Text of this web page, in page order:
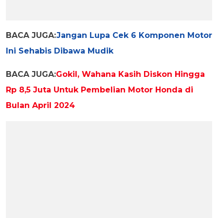
BACA JUGA:Jangan Lupa Cek 6 Komponen Motor
Ini Sehabis Dibawa Mudik
BACA JUGA:Gokil, Wahana Kasih Diskon Hingga
Rp 8,5 Juta Untuk Pembelian Motor Honda di
Bulan April 2024